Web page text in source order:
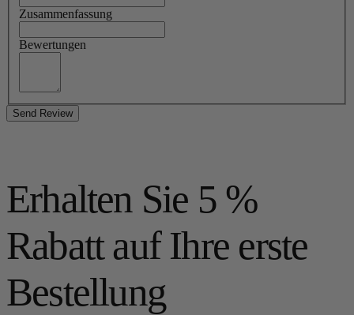
Zusammenfassung
Bewertungen
Send Review
Erhalten Sie 5 %
Rabatt auf Ihre erste
Bestellung